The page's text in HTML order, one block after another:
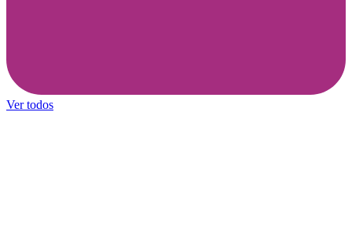
Ver todos